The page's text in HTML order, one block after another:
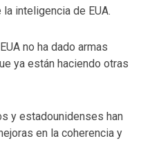
inteligencia de EUA.
no ha dado armas
ya están haciendo otras
y estadounidenses han
en la coherencia y